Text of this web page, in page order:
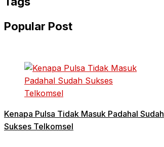
Popular Post
Kenapa Pulsa Tidak Masuk Padahal Sudah
Sukses Telkomsel